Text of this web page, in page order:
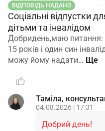
ВІДПОВІДЬ НАДАНО
Соціальні відпустки
дітьми та інвалідом
Добридень,маю питання:
15 років і один син
можу йому надати…
Таміла,
04.08.2026 | 17:31
Добрий день!